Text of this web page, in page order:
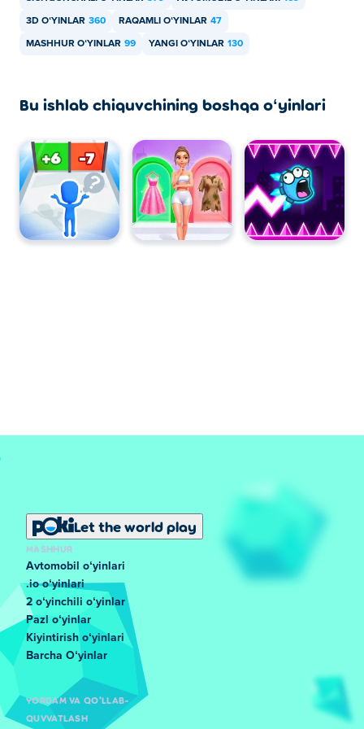
Supercar Legends oʻyinini kompyuteringizda va
3D OʻYINLAR 360 RAQAMLI OʻYINLAR 47
MASHHUR OʻYINLAR 99 YANGI OʻYINLAR 130
Bu ishlab chiquvchining boshqa oʻyinlari
Let the world play
MASHHUR
Avtomobil oʻyinlari
.io oʻyinlari
2 oʻyinchili oʻyinlar
Pazl oʻyinlar
Kiyintirish oʻyinlari
Barcha Oʻyinlar
YORDAM VA QO'LLAB-
QUVVATLASH